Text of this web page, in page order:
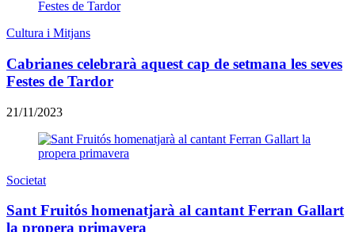
Cultura i Mitjans
Cabrianes celebrarà aquest cap de setmana les seves
Festes de Tardor
21/11/2023
Societat
Sant Fruitós homenatjarà al cantant Ferran Gallart
la propera primavera